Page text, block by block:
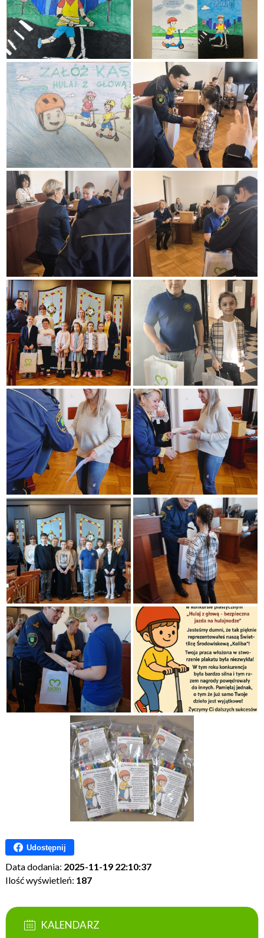
Udostępnij
Data dodania: 2025-11-19 22:10:37
Ilość wyświetleń: 187
KALENDARZ